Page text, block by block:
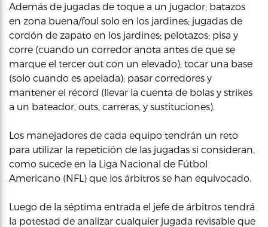
Además de jugadas de toque a un jugador; batazos
en zona buena/foul solo en los jardines; jugadas de
cordón de zapato en los jardines; pelotazos; pisa y
corre (cuando un corredor anota antes de que se
marque el tercer out con un elevado); tocar una base
(solo cuando es apelada); pasar corredores y
mantener el récord (llevar la cuenta de bolas y strikes
a un bateador, outs, carreras, y sustituciones).
Los manejadores de cada equipo tendrán un reto
para utilizar la repetición de las jugadas si consideran,
como sucede en la Liga Nacional de Fútbol
Americano (NFL) que los árbitros se han equivocado.
Luego de la séptima entrada el jefe de árbitros tendrá
la potestad de analizar cualquier jugada revisable que